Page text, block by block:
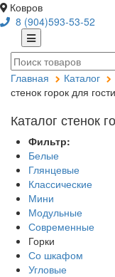
Ковров
8 (904)593-53-52
Главная Каталог
стенок горок для
Каталог стенок
Фильтр:
Белые
Глянцевые
Классические
Мини
Модульные
Современные
Горки
Со шкафом
Угловые